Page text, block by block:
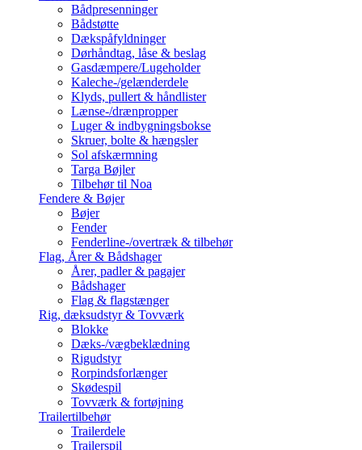
Bådpresenninger
Bådstøtte
Dækspåfyldninger
Dørhåndtag, låse & beslag
Gasdæmpere/Lugeholder
Kaleche-/gelænderdele
Klyds, pullert & håndlister
Lænse-/drænpropper
Luger & indbygningsbokse
Skruer, bolte & hængsler
Sol afskærmning
Targa Bøjler
Tilbehør til Noa
Fendere & Bøjer
Bøjer
Fender
Fenderline-/overtræk & tilbehør
Flag, Årer & Bådshager
Årer, padler & pagajer
Bådshager
Flag & flagstænger
Rig, dæksudstyr & Tovværk
Blokke
Dæks-/vægbeklædning
Rigudstyr
Rorpindsforlænger
Skødespil
Tovværk & fortøjning
Trailertilbehør
Trailerdele
Trailerspil